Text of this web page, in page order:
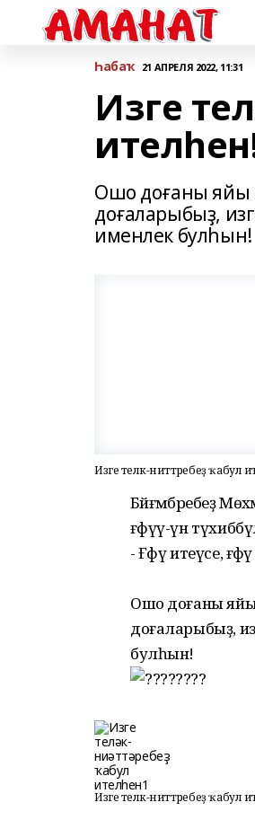
Һабаҡ 21 АПРЕЛЯ 2022, 11:31
Изге
Ошо доғаны яйы
доғаларыбыҙ,
именлек булһын!
Изге теләк-ниәттәребеҙ ҡабул
Бәйғәмбәребеҙ
ғәфүү-үн
- Ғәфү итеүсе,
Ошо доғаны яйы
доғаларыбыҙ,
булһын!
Изге теләк-ниәттәребеҙ ҡабул